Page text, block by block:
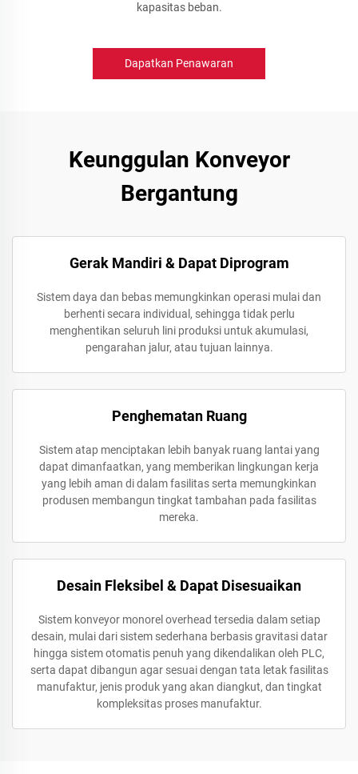
kapasitas beban.
Dapatkan Penawaran
Keunggulan Konveyor
Bergantung
Gerak Mandiri & Dapat Diprogram
Sistem daya dan bebas memungkinkan operasi mulai dan
berhenti secara individual, sehingga tidak perlu
menghentikan seluruh lini produksi untuk akumulasi,
pengarahan jalur, atau tujuan lainnya.
Penghematan Ruang
Sistem atap menciptakan lebih banyak ruang lantai yang
dapat dimanfaatkan, yang memberikan lingkungan kerja
yang lebih aman di dalam fasilitas serta memungkinkan
produsen membangun tingkat tambahan pada fasilitas
mereka.
Desain Fleksibel & Dapat Disesuaikan
Sistem konveyor monorel overhead tersedia dalam setiap
desain, mulai dari sistem sederhana berbasis gravitasi datar
hingga sistem otomatis penuh yang dikendalikan oleh PLC,
serta dapat dibangun agar sesuai dengan tata letak fasilitas
manufaktur, jenis produk yang akan diangkut, dan tingkat
kompleksitas proses manufaktur.